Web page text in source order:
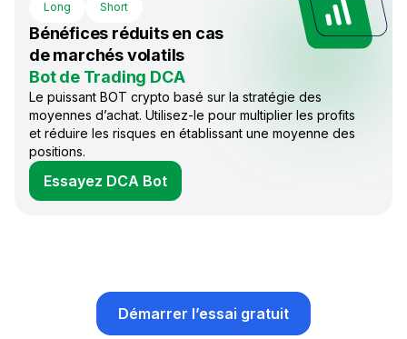
Long Short
Bénéfices réduits en cas
de marchés volatils
Bot de Trading DCA
Le puissant BOT crypto basé sur la stratégie des
moyennes d’achat. Utilisez-le pour multiplier les profits
et réduire les risques en établissant une moyenne des
positions.
Essayez DCA Bot
Démarrer l’essai gratuit